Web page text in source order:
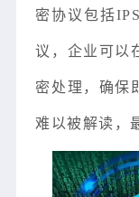
密协议包括
议，企业可以
密处理，确保
难以被解读，